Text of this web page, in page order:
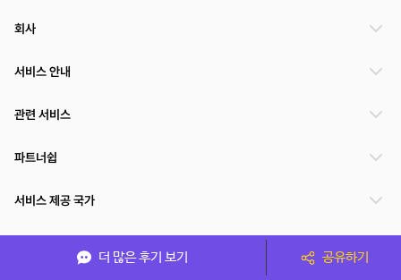
더 많은 후기 보기 공유하기
회사
서비스 안내
관련 서비스
파트너쉽
서비스 제공 국가
(주)NSPACE 사업자정보